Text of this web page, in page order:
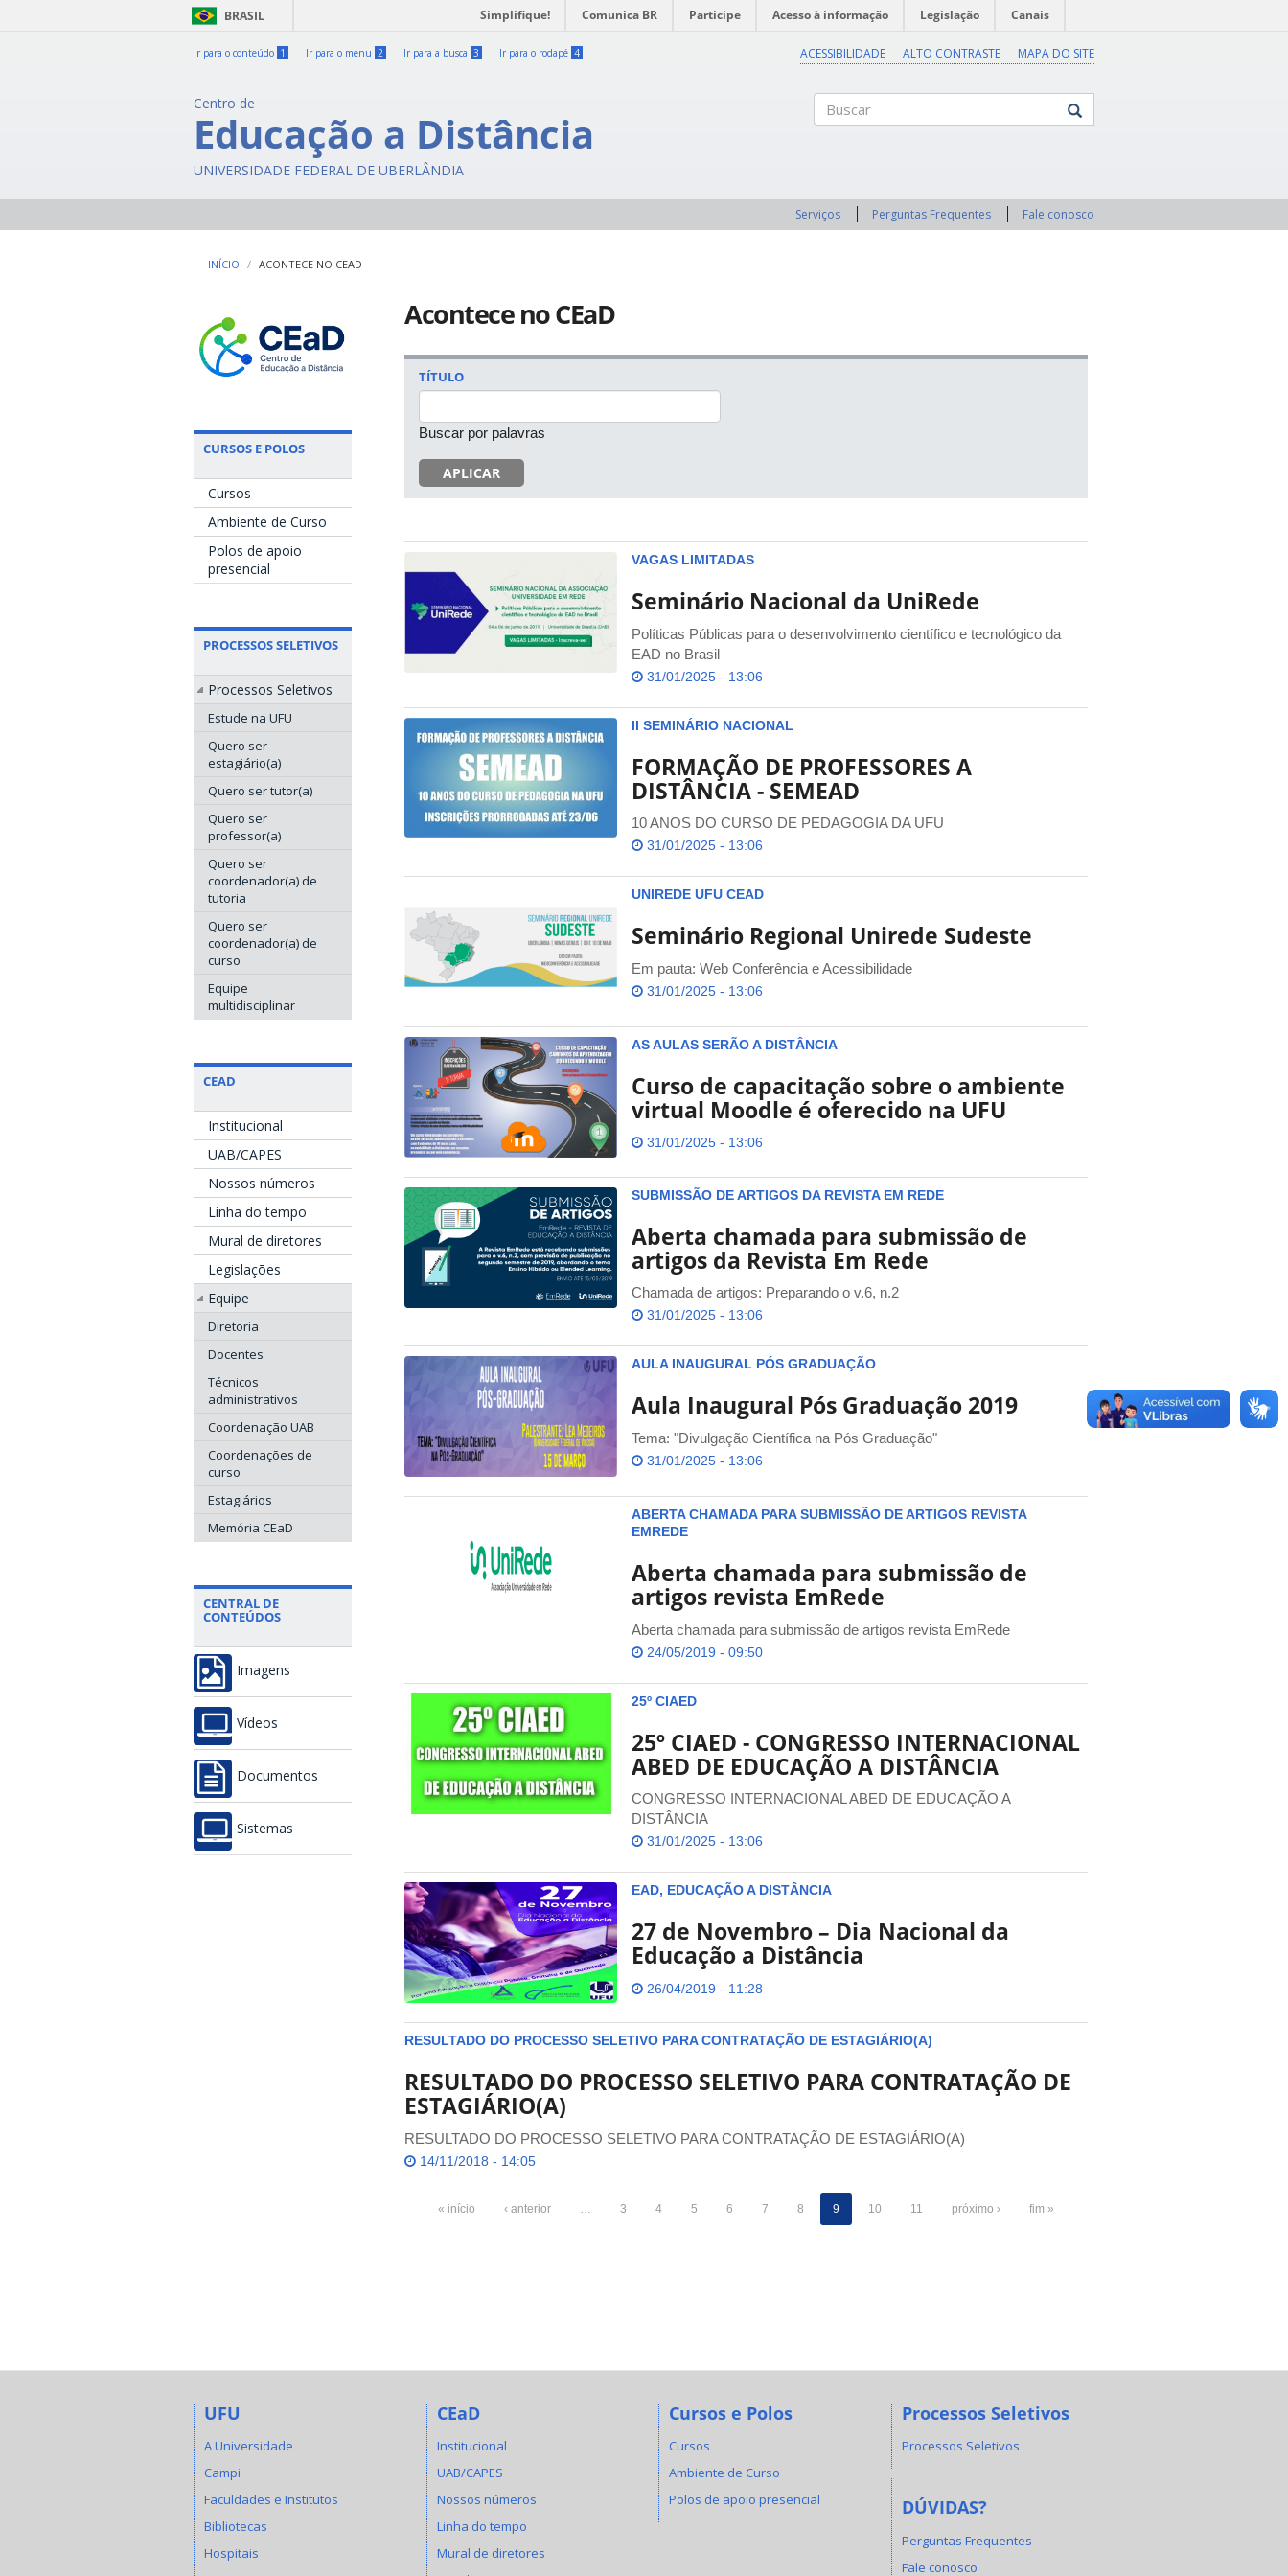
BRASIL Simplifique! Comunica BR Participe Acesso à informação Legislação Canais
Ir para o conteúdo 1 Ir para o menu 2 Ir para a busca 3 Ir para o rodapé 4 ACESSIBILIDADE ALTO CONTRASTE MAPA DO SITE
Centro de
Educação a Distância
UNIVERSIDADE FEDERAL DE UBERLÂNDIA
Serviços Perguntas Frequentes Fale conosco
INÍCIO ACONTECE NO CEAD
CURSOS E POLOS
Cursos
Ambiente de Curso
Polos de apoio
presencial
PROCESSOS SELETIVOS
Processos Seletivos
Estude na UFU
Quero ser
estagiário(a)
Quero ser tutor(a)
Quero ser
professor(a)
Quero ser
coordenador(a) de
tutoria
Quero ser
coordenador(a) de
curso
Equipe
multidisciplinar
CEAD
Institucional
UAB/CAPES
Nossos números
Linha do tempo
Mural de diretores
Legislações
Equipe
Diretoria
Docentes
Técnicos
administrativos
Coordenação UAB
Coordenações de
curso
Estagiários
Memória CEaD
CENTRAL DE
CONTEÚDOS
Imagens
Vídeos
Documentos
Sistemas
Acontece no CEaD
TÍTULO
Buscar por palavras
APLICAR
VAGAS LIMITADAS
Seminário Nacional da UniRede
Políticas Públicas para o desenvolvimento científico e tecnológico da
EAD no Brasil
31/01/2025 - 13:06
II SEMINÁRIO NACIONAL
FORMAÇÃO DE PROFESSORES A
DISTÂNCIA - SEMEAD
10 ANOS DO CURSO DE PEDAGOGIA DA UFU
31/01/2025 - 13:06
UNIREDE UFU CEAD
Seminário Regional Unirede Sudeste
Em pauta: Web Conferência e Acessibilidade
31/01/2025 - 13:06
AS AULAS SERÃO A DISTÂNCIA
Curso de capacitação sobre o ambiente
virtual Moodle é oferecido na UFU
31/01/2025 - 13:06
SUBMISSÃO DE ARTIGOS DA REVISTA EM REDE
Aberta chamada para submissão de
artigos da Revista Em Rede
Chamada de artigos: Preparando o v.6, n.2
31/01/2025 - 13:06
AULA INAUGURAL PÓS GRADUAÇÃO
Aula Inaugural Pós Graduação 2019
Tema: "Divulgação Científica na Pós Graduação"
31/01/2025 - 13:06
ABERTA CHAMADA PARA SUBMISSÃO DE ARTIGOS REVISTA
EMREDE
Aberta chamada para submissão de
artigos revista EmRede
Aberta chamada para submissão de artigos revista EmRede
24/05/2019 - 09:50
25º CIAED
25º CIAED - CONGRESSO INTERNACIONAL
ABED DE EDUCAÇÃO A DISTÂNCIA
CONGRESSO INTERNACIONAL ABED DE EDUCAÇÃO A
DISTÂNCIA
31/01/2025 - 13:06
EAD, EDUCAÇÃO A DISTÂNCIA
27 de Novembro – Dia Nacional da
Educação a Distância
26/04/2019 - 11:28
RESULTADO DO PROCESSO SELETIVO PARA CONTRATAÇÃO DE ESTAGIÁRIO(A)
RESULTADO DO PROCESSO SELETIVO PARA CONTRATAÇÃO DE
ESTAGIÁRIO(A)
RESULTADO DO PROCESSO SELETIVO PARA CONTRATAÇÃO DE ESTAGIÁRIO(A)
14/11/2018 - 14:05
« início ‹ anterior 3 4 5 6 7 8 9 10 11 próximo › fim »
UFU
A Universidade
Campi
Faculdades e Institutos
Bibliotecas
Hospitais
CEaD
Institucional
UAB/CAPES
Nossos números
Linha do tempo
Mural de diretores
Cursos e Polos
Cursos
Ambiente de Curso
Polos de apoio presencial
Processos Seletivos
Processos Seletivos
DÚVIDAS?
Perguntas Frequentes
Fale conosco